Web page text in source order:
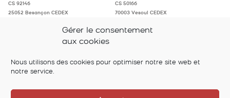
Gérer le consentement
aux cookies
Nous utilisons des cookies pour optimiser notre site web et
notre service.
CS 92146
25052 Besançon CEDEX
CS 50166
70003 Vesoul CEDEX
accueil@eliad-fc.fr